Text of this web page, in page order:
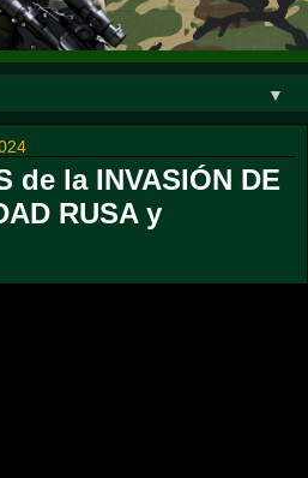
▼
de la INVASIÓN DE
RUSA y